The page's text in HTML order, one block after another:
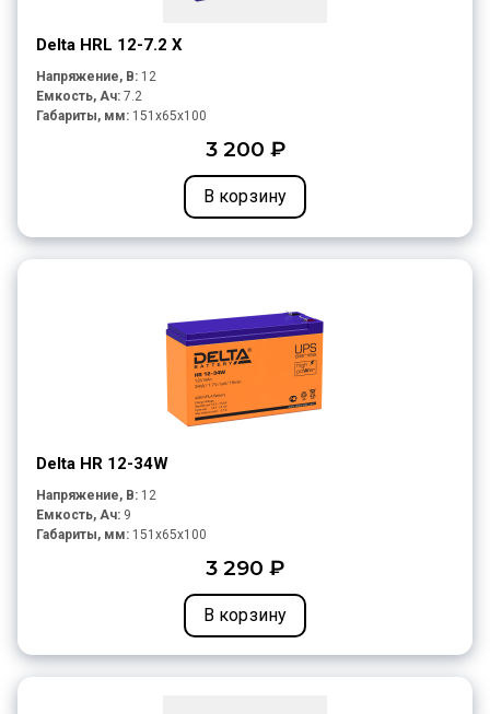
Delta HRL 12-7.2 X
Напряжение, В: 12
Емкость, Ач: 7.2
Габариты, мм: 151x65x100
3 200 ₽
В корзину
Delta HR 12-34W
Напряжение, В: 12
Емкость, Ач: 9
Габариты, мм: 151x65x100
3 290 ₽
В корзину